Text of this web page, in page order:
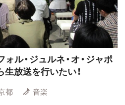
ォル・ジュルネ・オ・ジャポ
生放送を行いたい！
都
音楽